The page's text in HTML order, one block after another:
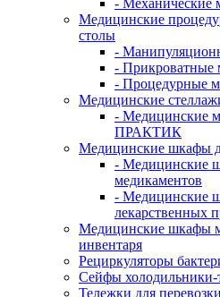
- Механические
Медицинские
столы
-
- Прикроватные
- Процедурные
Медицинские
- Медицинские
ПРАКТИК
Медицинские шкафы
- Медицинские
медикаментов
- Медицинские
лекарственных
Медицинские шкафы
инвентаря
Рециркуляторы
Сейфы
Тележки для